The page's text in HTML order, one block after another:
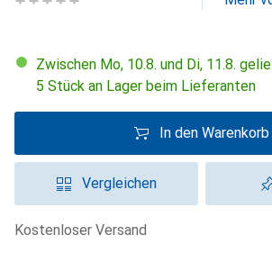
Zwischen Mo, 10.8. und Di, 11.8.
5 Stück an Lager beim Lieferanten
In den Warenkorb
Vergleichen
kostenloser Versand